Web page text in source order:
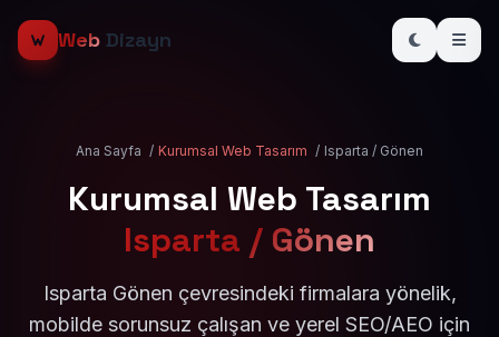
Web Dizayn
Ana Sayfa / Kurumsal Web Tasarım / Isparta / Gönen
Kurumsal Web Tasarım
Isparta / Gönen
Isparta Gönen çevresindeki firmalara yönelik,
mobilde sorunsuz çalışan ve yerel SEO/AEO için